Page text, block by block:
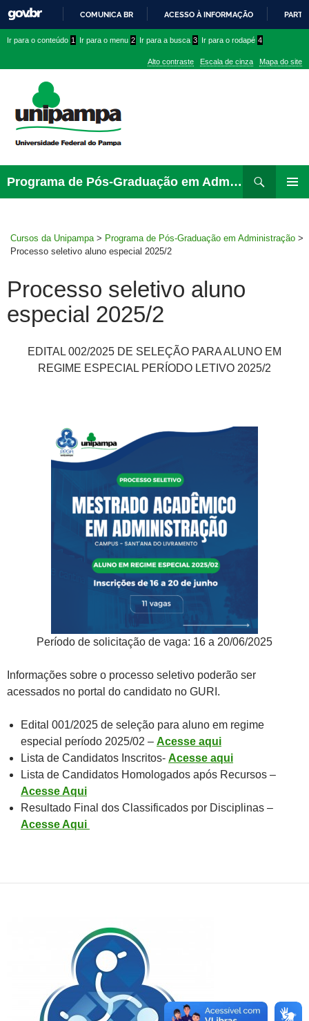
PARA
CONTEÚDO
COMUNICA BR ACESSO À INFORMAÇÃO
conteúdo
menu
superior
menu
Ir para o conteúdo 1 Ir para o menu 2 Ir para a busca 3 Ir para o rodapé 4
Alto contraste Escala de cinza Mapa do site
Programa de Pós-Graduação em Administração
para
Cursos da Unipampa > Programa de Pós-Graduação em Administração >
Processo seletivo aluno especial 2025/2
Processo seletivo aluno
especial 2025/2
EDITAL 002/2025 DE SELEÇÃO PARA ALUNO EM
REGIME ESPECIAL PERÍODO LETIVO 2025/2
Período de solicitação de vaga: 16 a 20/06/2025
Informações sobre o processo seletivo poderão ser
acessados no portal do candidato no GURI.
Edital 001/2025 de seleção para aluno em regime
especial período 2025/02 – Acesse aqui
Lista de Candidatos Inscritos- Acesse aqui
Lista de Candidatos Homologados após Recursos –
Acesse Aqui
Resultado Final dos Classificados por Disciplinas –
Acesse Aqui